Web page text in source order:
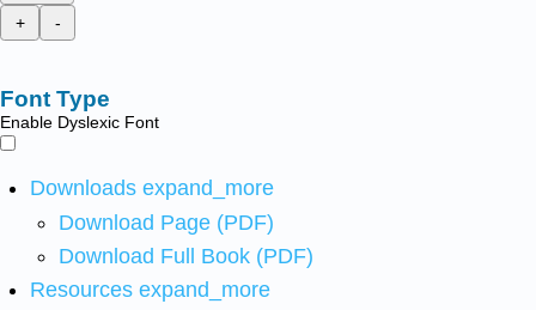
+
-
Font Type
Enable Dyslexic Font
Downloads expand_more
Download Page (PDF)
Download Full Book (PDF)
Resources expand_more